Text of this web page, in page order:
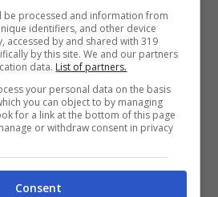
nemmeno al
di Lady Diana.
be processed and information from
identifiers, and other device
accessed by and shared with 319
by this site. We and our partners
data. List of partners.
your personal data on the basis
you can object to by managing
for a link at the bottom of this page
or withdraw consent in privacy
Consent